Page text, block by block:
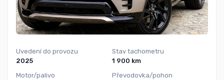
Uvedení do provozu
2025
Motor/palivo
Stav tachometru
1 900 km
Převodovka/pohon